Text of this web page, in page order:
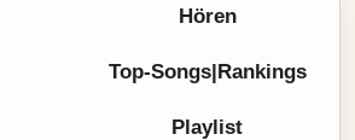
Hören
Top-Songs|Rankings
Playlist